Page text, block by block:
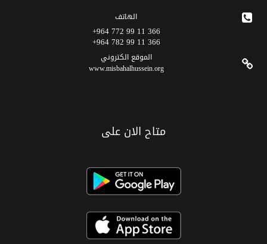
الهاتف
366 11 99 772 964+
366 11 99 782 964+
الموقع الکتروني
www.misbahalhussein.org
متاح الان على